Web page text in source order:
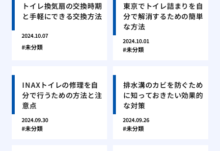
トイレ換気扇の交換時期
と手軽にできる交換方法
2024.10.07
未分類
東京でトイレ詰まりを自
分で解消するための簡単
な方法
2024.10.01
未分類
INAXトイレの修理を自
分で行うための方法と注
意点
2024.09.30
未分類
排水溝のカビを防ぐため
に知っておきたい効果的
な対策
2024.09.26
未分類